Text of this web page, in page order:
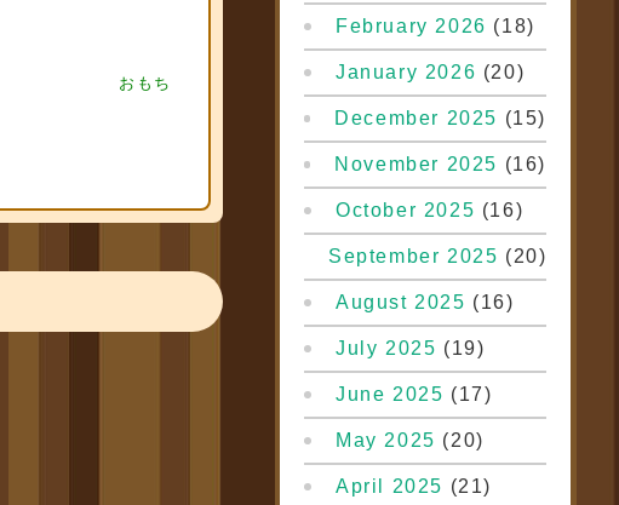
おもち
February 2026 (18)
January 2026 (20)
December 2025 (15)
November 2025 (16)
October 2025 (16)
September 2025 (20)
August 2025 (16)
July 2025 (19)
June 2025 (17)
May 2025 (20)
April 2025 (21)